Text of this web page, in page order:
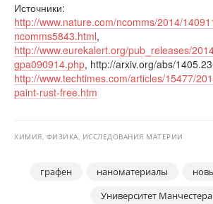
Источники:
http://www.nature.com/ncomms/2014/
ncomms5843.html,
http://www.eurekalert.org/pub_releases/
gpa090914.php, http://arxiv.org/abs/
http://www.techtimes.com/articles/15477/
paint-rust-free.htm
ХИМИЯ, ФИЗИКА, ИССЛЕДОВАНИЯ МАТЕРИИ
графен наноматериалы
Университет Манчестера